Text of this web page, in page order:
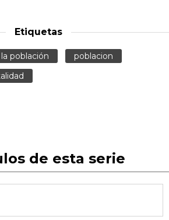
Etiquetas
población
poblacion
de esta serie